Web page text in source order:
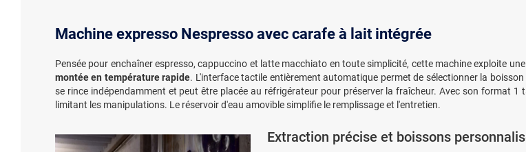
Machine expresso Nespresso avec carafe à lait intégrée
Pensée pour enchaîner espresso, cappuccino et latte macchiato en toute simplicité, cette machine exploite une
montée en température rapide. L'interface tactile entièrement automatique permet de sélectionner la
se rince indépendamment et peut être placée au réfrigérateur pour préserver la fraîcheur. Avec son format
limitant les manipulations. Le réservoir d'eau amovible simplifie le remplissage et l'entretien.
Extraction précise et boissons